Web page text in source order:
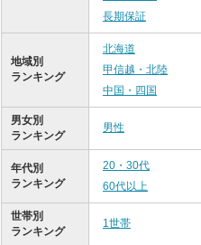
長期保証
地域別
ランキング
北海道
甲信越・北陸
中国・四国
男女別
ランキング
男性
年代別
ランキング
20・30代
60代以上
世帯別
ランキング
1世帯